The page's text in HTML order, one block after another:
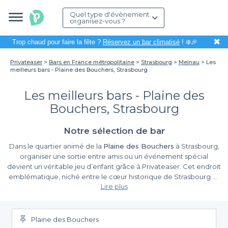
Quel type d'évènement
organisez-vous ?
Trop chaud pour faire la fête ? Réservez un bar climatisé! ❄️🎉 ✖
Privateaser Bars en France métropolitaine Strasbourg Meinau
Les
meilleurs bars - Plaine des Bouchers, Strasbourg
Les meilleurs bars - Plaine des
Bouchers, Strasbourg
Notre sélection de bar
Dans le quartier animé de la Plaine des Bouchers à Strasbourg,
organiser une sortie entre amis ou un événement spécial
devient un véritable jeu d’enfant grâce à Privateaser. Cet endroit
emblématique, niché entre le cœur historique de Strasbourg et
le fleuve Ill, regorge de bars variés qui sauront séduire tous les
plus intimiste, vous êtes certain de trouver le lieu idéal pour faire
de votre événement un moment mémorable.
La simplicité au service de votre événement
Nous savons que la planification d'un événement peut être
Lire plus
Plaine des Bouchers